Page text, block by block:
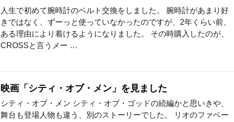
人生で初めて腕時計のベルト交換をしました。 腕時計があまり好
きではなく、ずーっと使っていなかったのですが、2年くらい前、
ある理由により着けるようになりました。 その時購入したのが、
CROSSと言うメー …
映画「シティ・オブ・メン」を見ました
シティ・オブ・メン シティ・オブ・ゴッドの続編かと思いきや、
舞台も登場人物も違う、別のストーリーでした。 リオのファベー